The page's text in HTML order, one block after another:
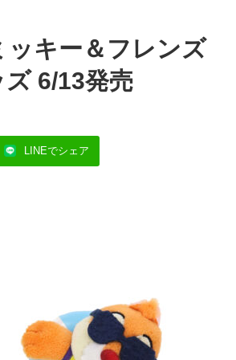
ッキー＆フレンズ
6/13発売
LINEでシェア